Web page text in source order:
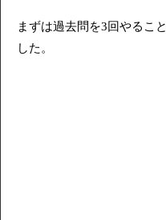
まずは過去問を3回やるこ
した。